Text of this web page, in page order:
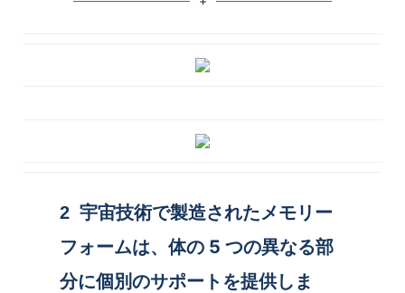
2 宇宙技術で製造されたメモリー
フォームは、体の 5 つの異なる部
分に個別のサポートを提供しま